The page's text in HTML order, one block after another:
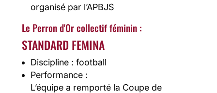
organisé par l’APBJS
Le Perron d'Or collectif féminin :
STANDARD FEMINA
Discipline : football
Performance :
L’équipe a remporté la Coupe de